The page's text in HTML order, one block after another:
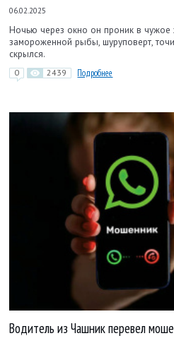
06.02.2025
Ночью через окно он проник в чужое
замороженной рыбы, шуруповерт,
скрылся.
0 2439 Подробнее
Водитель из Чашник перевел